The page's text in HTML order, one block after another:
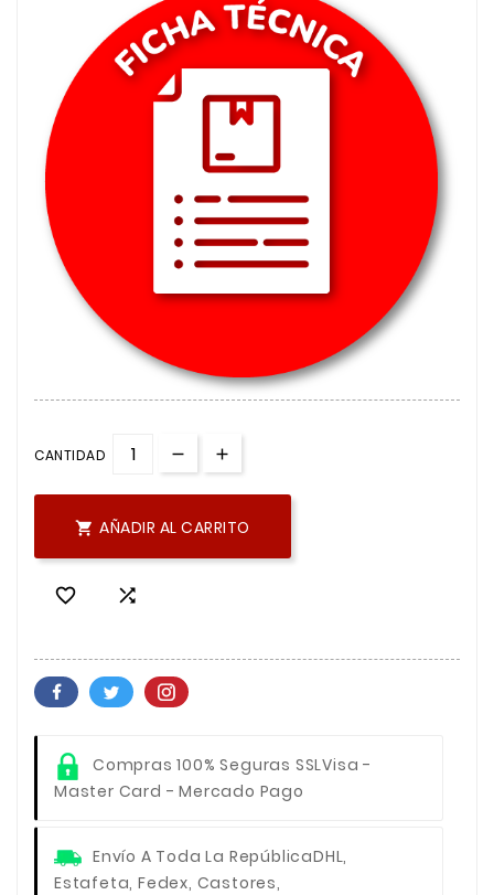
CANTIDAD
 AÑADIR AL CARRITO
 
Compras 100% Seguras SSLVisa -
Master Card - Mercado Pago
Envío A Toda La RepúblicaDHL,
Estafeta, Fedex, Castores,